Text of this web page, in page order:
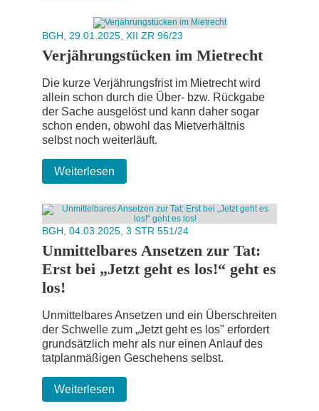
BGH, 29.01.2025, XII ZR 96/23
Verjährungstücken im Mietrecht
Die kurze Verjährungsfrist im Mietrecht wird
allein schon durch die Über- bzw. Rückgabe
der Sache ausgelöst und kann daher sogar
schon enden, obwohl das Mietverhältnis
selbst noch weiterläuft.
Weiterlesen
BGH, 04.03.2025, 3 STR 551/24
Unmittelbares Ansetzen zur Tat:
Erst bei „Jetzt geht es los!“ geht es
los!
Unmittelbares Ansetzen und ein Überschreiten
der Schwelle zum „Jetzt geht es los" erfordert
grundsätzlich mehr als nur einen Anlauf des
tatplanmäßigen Geschehens selbst.
Weiterlesen